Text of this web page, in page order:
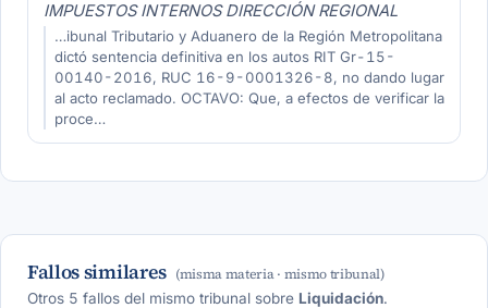
IMPUESTOS INTERNOS DIRECCIÓN REGIONAL
…ibunal Tributario y Aduanero de la Región Metropolitana
dictó sentencia definitiva en los autos RIT Gr-15-
00140-2016, RUC 16-9-0001326-8, no dando lugar
al acto reclamado. OCTAVO: Que, a efectos de verificar la
proce…
Fallos similares (misma materia · mismo tribunal)
Otros 5 fallos del mismo tribunal sobre Liquidación.